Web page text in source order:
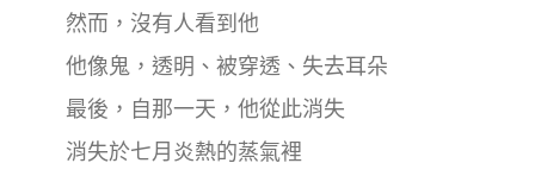
然而，沒有人看到他
他像鬼，透明、被穿透、失去耳朵
最後，自那一天，他從此消失
消失於七月炎熱的蒸氣裡